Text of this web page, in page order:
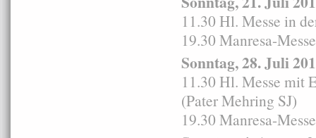
11.30 Hl. Messe in
19.30 Manresa-
Sonntag, 28. Juli
11.30 Hl. Messe mit
(Pater Mehring SJ)
19.30 Manresa-